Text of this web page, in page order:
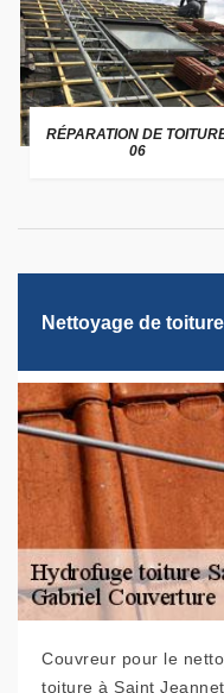
RÉPARATION DE
06
Nettoyage de
Couvreur pour le
toiture à Saint